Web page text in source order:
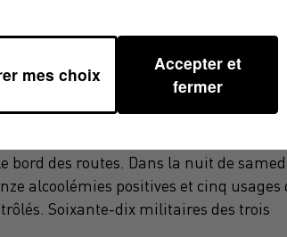
bord des routes. Dans la nuit de
alcoolémies positives et cinq usages
Soixante-dix militaires des trois
mes choix
Accepter et
fermer